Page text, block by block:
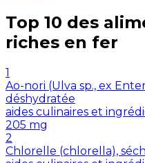
Top 10 des
riches en fer
1
Ao-nori (Ulva sp., ex
déshydratée
aides culinaires et
205 mg
2
Chlorelle (chlorella),